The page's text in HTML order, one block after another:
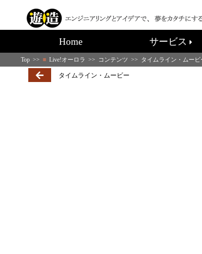
Home サービス
Top >> ■ Live!オーロラ >> コンテンツ >> タイムライン・ムービ
タイムライン・ムービー